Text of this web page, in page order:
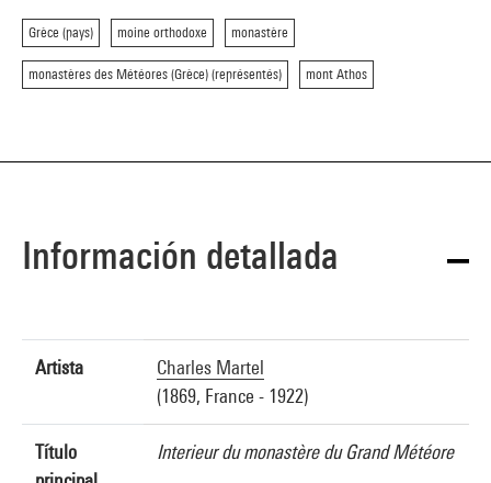
Grèce (pays) moine orthodoxe monastère
monastères des Météores (Grèce) (représentés) mont Athos
Información detallada
Artista
Charles Martel
(1869, France - 1922)
Título
Interieur du monastère du Grand Météore